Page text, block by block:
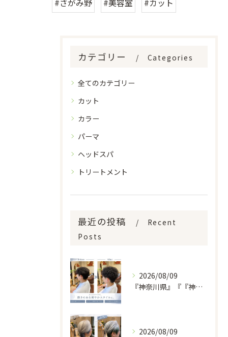
#さがみ野 #美容室 #カット
カテゴリー Categories
全てのカテゴリー
カット
カラー
パーマ
ヘッドスパ
トリートメント
最近の投稿
Recent
Posts
2026/08/09
『神奈川県』『『神奈川県』『綾瀬市』『海老名市』『美容室』
2026/08/09